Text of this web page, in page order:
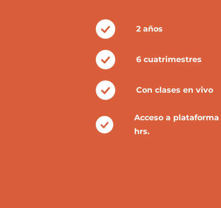
2 años
6 cuatrimestres
Con clases en vivo
Acceso a
hrs.